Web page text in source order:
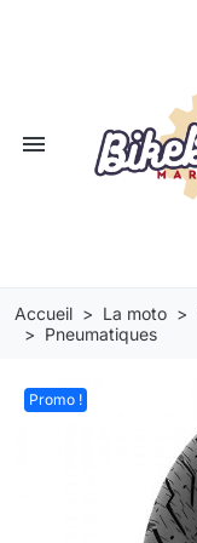
menu
Accueil La moto
Pneumatiques
Promo !